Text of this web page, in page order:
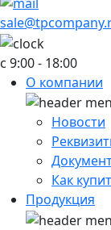
c 9:00 - 18:00
О компании
Новости
Как
Продукция